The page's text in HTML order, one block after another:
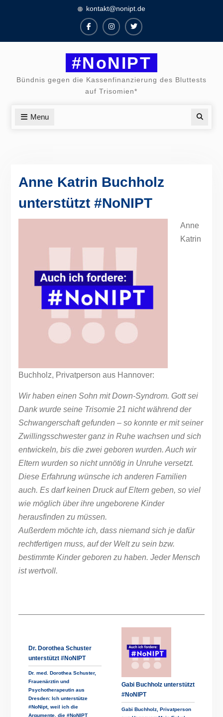
kontakt@nonipt.de
FacebookInstagram
Twitter
#NoNIPT
Bündnis gegen die Kassenfinanzierung des Bluttests
auf Trisomien*
Menu
Anne Katrin Buchholz
unterstützt #NoNIPT
Anne
Katrin
Buchholz, Privatperson aus Hannover:
Wir haben einen Sohn mit Down-Syndrom. Gott sei
Dank wurde seine Trisomie 21 nicht während der
Schwangerschaft gefunden – so konnte er mit seiner
Zwillingsschwester ganz in Ruhe wachsen und sich
entwickeln, bis die zwei geboren wurden. Auch wir
Eltern wurden so nicht unnötig in Unruhe versetzt.
Diese Erfahrung wünsche ich anderen Familien
auch. Es darf keinen Druck auf Eltern geben, so viel
wie möglich über ihre ungeborene Kinder
herausfinden zu müssen.
Außerdem möchte ich, dass niemand sich je dafür
rechtfertigen muss, auf der Welt zu sein bzw.
bestimmte Kinder geboren zu haben. Jeder Mensch
ist wertvoll.
Dr. Dorothea Schuster
unterstützt #NoNIPT
Dr. med. Dorothea Schuster,
Frauenärztin und
Psychotherapeutin aus
Dresden: Ich unterstütze
#NoNipt, weil ich die
Argumente, die #NoNIPT
Gabi Buchholz unterstützt
#NoNIPT
Gabi Buchholz, Privatperson